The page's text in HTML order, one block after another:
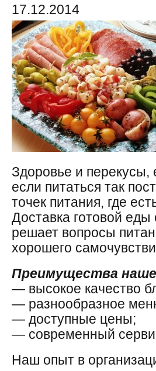
17.12.2014
Здоровье и
если питаться так
точек питания, где
Доставка готовой
решает вопросы
хорошего
Преимущества
— высокое качество
— разнообразное
— доступные цены;
— современный
Наш опыт в